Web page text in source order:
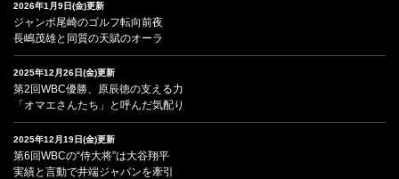
2026年1月9日(金)更新
ジャンボ尾崎のゴルフ転向前夜
長嶋茂雄と同質の天賦のオーラ
2025年12月26日(金)更新
第2回WBC優勝、原辰徳の支える力
「オマエさんたち」と呼んだ気配り
2025年12月19日(金)更新
第6回WBCの“侍大将”は大谷翔平
実績と言動で井端ジャパンを牽引